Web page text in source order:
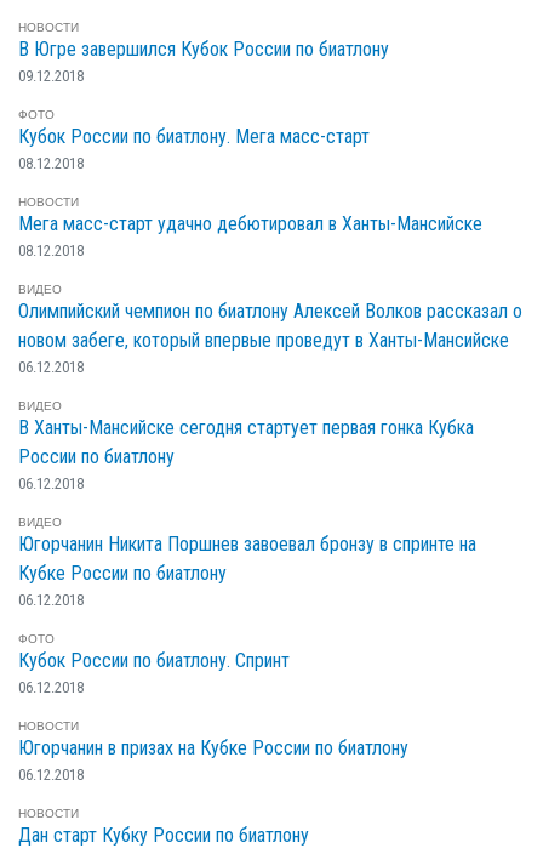
НОВОСТИ
В Югре завершился Кубок России по биатлону
09.12.2018
ФОТО
Кубок России по биатлону. Мега масс-старт
08.12.2018
НОВОСТИ
Мега масс-старт удачно дебютировал в Ханты-Мансийске
08.12.2018
ВИДЕО
Олимпийский чемпион по биатлону Алексей Волков рассказал о
новом забеге, который впервые проведут в Ханты-Мансийске
06.12.2018
ВИДЕО
В Ханты-Мансийске сегодня стартует первая гонка Кубка
России по биатлону
06.12.2018
ВИДЕО
Югорчанин Никита Поршнев завоевал бронзу в спринте на
Кубке России по биатлону
06.12.2018
ФОТО
Кубок России по биатлону. Спринт
06.12.2018
НОВОСТИ
Югорчанин в призах на Кубке России по биатлону
06.12.2018
НОВОСТИ
Дан старт Кубку России по биатлону